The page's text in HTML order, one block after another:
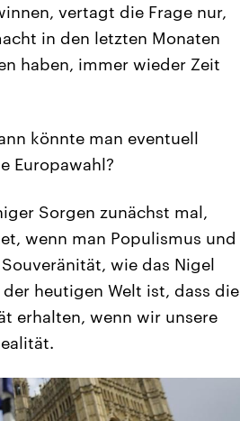
vertagt die Frage nur,
in den letzten Monaten
haben, immer wieder Zeit
könnte man eventuell
Europawahl?
Sorgen zunächst mal,
wenn man Populismus und
wie das Nigel
heutigen Welt ist, dass die
erhalten, wenn wir unsere